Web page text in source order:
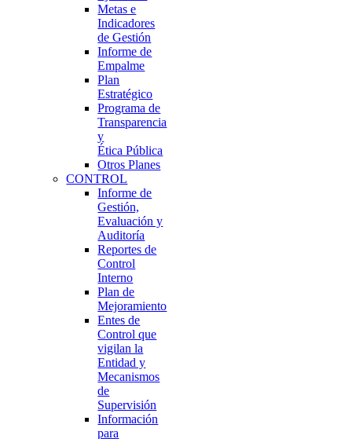
Metas e
Indicadores
de Gestión
Informe de
Empalme
Plan
Estratégico
Programa de
Transparencia
y
Ética Pública
Otros Planes
CONTROL
Informe de
Gestión,
Evaluación y
Auditoría
Reportes de
Control
Interno
Plan de
Mejoramiento
Entes de
Control que
vigilan la
Entidad y
Mecanismos
de
Supervisión
Información
para